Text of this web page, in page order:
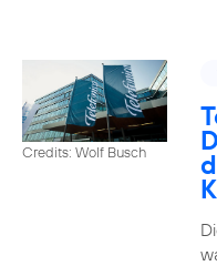
Credits: Wolf Busch